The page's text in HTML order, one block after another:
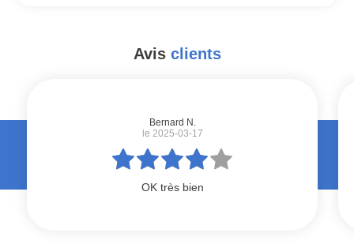
Avis clients
Bernard N.
le 2025-03-17
OK très bien